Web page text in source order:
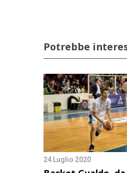
Potrebbe
24 Luglio 2020